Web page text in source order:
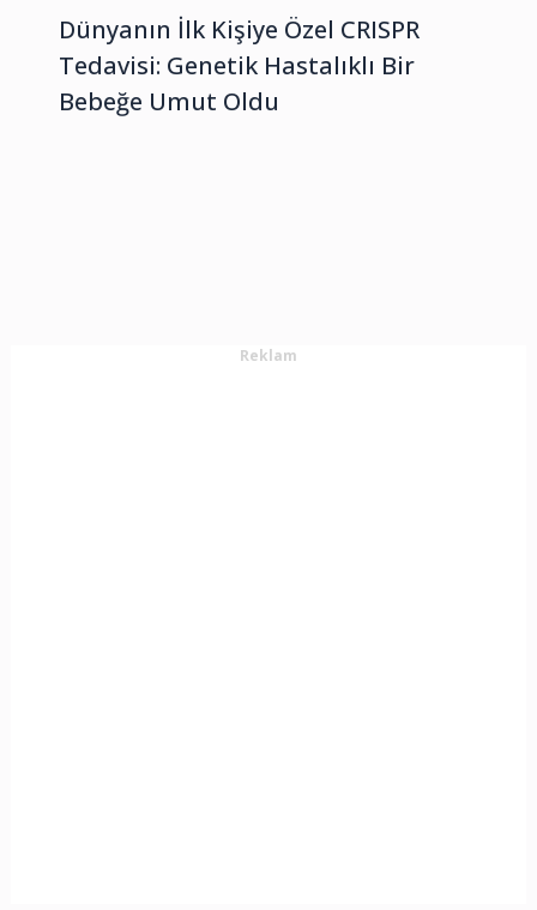
Dünyanın İlk Kişiye Özel CRISPR
Tedavisi: Genetik Hastalıklı Bir
Bebeğe Umut Oldu
Reklam